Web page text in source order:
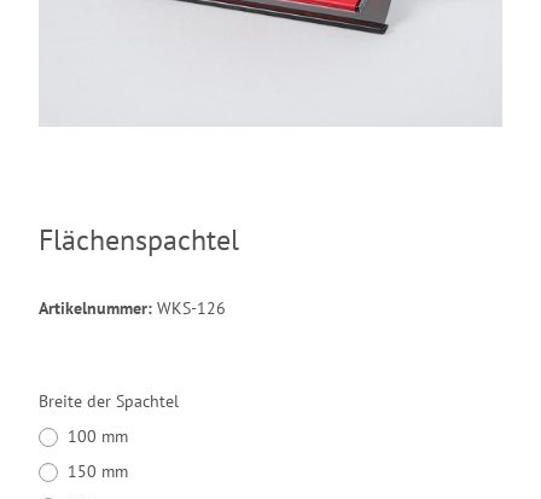
Flächenspachtel
Artikelnummer: WKS-126
Breite der Spachtel
100 mm
150 mm